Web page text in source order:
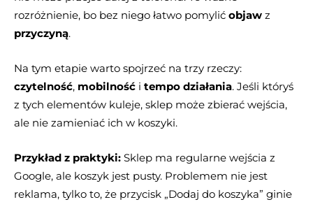
rozróżnienie, bo bez niego łatwo pomylić objaw z
przyczyną.
Na tym etapie warto spojrzeć na trzy rzeczy:
czytelność, mobilność i tempo działania. Jeśli któryś
z tych elementów kuleje, sklep może zbierać wejścia,
ale nie zamieniać ich w koszyki.
Przykład z praktyki: Sklep ma regularne wejścia z
Google, ale koszyk jest pusty. Problemem nie jest
reklama, tylko to, że przycisk „Dodaj do koszyka” ginie